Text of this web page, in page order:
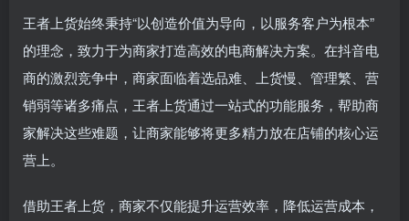
王者上货始终秉持“以创造价值为导向，以服务客户为根本”
的理念，致力于为商家打造高效的电商解决方案。在抖音电
商的激烈竞争中，商家面临着选品难、上货慢、管理繁、营
销弱等诸多痛点，王者上货通过一站式的功能服务，帮助商
家解决这些难题，让商家能够将更多精力放在店铺的核心运
营上。
借助王者上货，商家不仅能提升运营效率，降低运营成本，